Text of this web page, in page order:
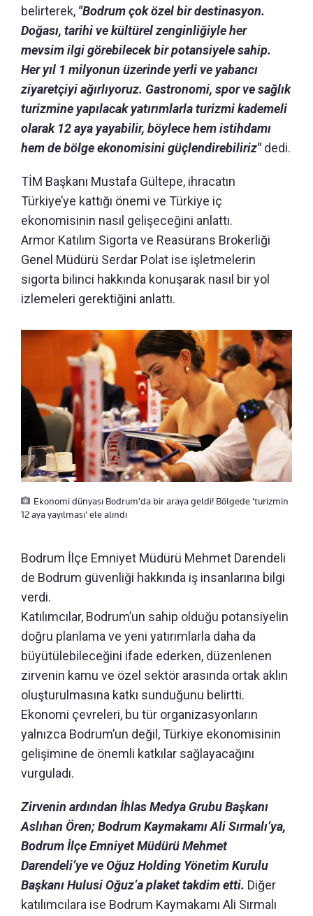
belirterek, "Bodrum çok özel bir destinasyon.
Doğası, tarihi ve kültürel zenginliğiyle her
mevsim ilgi görebilecek bir potansiyele sahip.
Her yıl 1 milyonun üzerinde yerli ve yabancı
ziyaretçiyi ağırlıyoruz. Gastronomi, spor ve sağlık
turizmine yapılacak yatırımlarla turizmi kademeli
olarak 12 aya yayabilir, böylece hem istihdamı
hem de bölge ekonomisini güçlendirebiliriz"dedi.
TİM Başkanı Mustafa Gültepe, ihracatın
Türkiye’ye kattığı önemi ve Türkiye iç
ekonomisinin nasıl gelişeceğini anlattı.
Armor Katılım Sigorta ve Reasürans Brokerliği
Genel Müdürü Serdar Polat ise işletmelerin
sigorta bilinci hakkında konuşarak nasıl bir yol
izlemeleri gerektiğini anlattı.
Ekonomi dünyası Bodrum'da bir araya geldi! Bölgede 'turizmin
12 aya yayılması' ele alındı
Bodrum İlçe Emniyet Müdürü Mehmet Darendeli
de Bodrum güvenliği hakkında iş insanlarına bilgi
verdi.
Katılımcılar, Bodrum’un sahip olduğu potansiyelin
doğru planlama ve yeni yatırımlarla daha da
büyütülebileceğini ifade ederken, düzenlenen
zirvenin kamu ve özel sektör arasında ortak aklın
oluşturulmasına katkı sunduğunu belirtti.
Ekonomi çevreleri, bu tür organizasyonların
yalnızca Bodrum’un değil, Türkiye ekonomisinin
gelişimine de önemli katkılar sağlayacağını
vurguladı.
Zirvenin ardından İhlas Medya Grubu Başkanı
Aslıhan Ören; Bodrum Kaymakamı Ali Sırmalı’ya,
Bodrum İlçe Emniyet Müdürü Mehmet
Darendeli’ye ve Oğuz Holding Yönetim Kurulu
Başkanı Hulusi Oğuz’a plaket takdim etti. Diğer
katılımcılara ise Bodrum Kaymakamı Ali Sırmalı